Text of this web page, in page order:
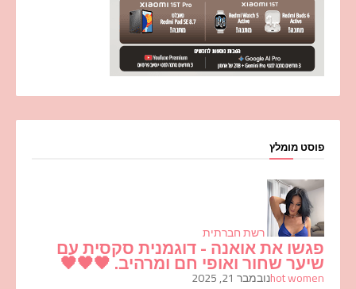
פוסט מומלץ
רשת חברתית
פגשו את אואנה - דוגמנית סקסית עם
שיער שחור ואופי חם ומרהיב. 🖤🖤🖤
hot womenנובמבר 21, 2025